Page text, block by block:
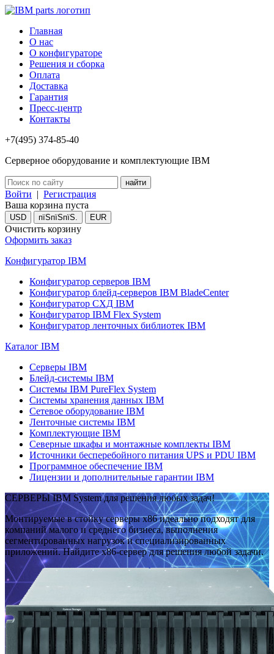
Главная
О нас
О конфигураторе
Решения и сборка
Оплата
Доставка
Гарантия
Пресс-центр
Контакты
+7(495) 374-85-40
Серверное оборудование и комплектующие IBM
Войти | Регистрация
Ваша корзина пуста
USD пїЅпїЅпїЅ. EUR
Очистить корзину
Оформить заказ
Конфигуратор IBM
Конфигуратор серверов IBM
Конфигуратор блейд-серверов IBM BladeCenter
Конфигуратор СХД IBM
Конфигуратор IBM Flex System
Конфигуратор ленточных библиотек IBM
Каталог IBM
Серверы IBM
Блейд-системы IBM
Системы IBM PureFlex System
Системы хранения данных IBM
Сетевое оборудование IBM
Ленточные системы IBM
Комплектующие IBM
Северные шкафы и монтажные комплекты IBM
Источники бесперебойного питания UPS и PDU IBM
Программное обеспечение IBM
Лицензии и дополнительные гарантии IBM
СЕРВЕРЫ IBM System для решения любых задач!
Монтируемые в стойку серверы x86 идеально подходят для
компаний малого и среднего бизнеса, выполнения
сегментированных нагрузок и специализированных
приложений. Найдите x86-сервер для решения любой задачи.